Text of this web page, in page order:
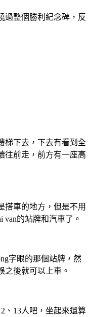
過整個勝利紀念碑，反
梯下去，下去有看到全
往前走，前方有一座高
搭車的地方，但是不用
的站牌和汽車了。
字眼的那個站牌，然
之後就可以上車。
、13人吧，坐起來還算